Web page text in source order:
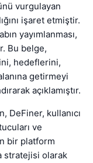
vurgulayan
işaret etmiştir.
yayımlanması,
Bu belge,
hedeflerini,
getirmeyi
açıklamıştır.
DeFiner, kullanıcı
ve
bir platform
stratejisi olarak